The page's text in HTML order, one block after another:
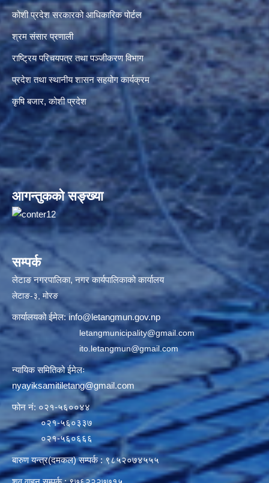
कोशी प्रदेश सरकारको आधिकारिक पोर्टल
श्रम संसार प्रणाली
राष्ट्रिय परिचयपत्र तथा पञ्जीकरण विभाग
प्रदेश तथा स्थानीय शासन सहयोग कार्यक्रम
कृषि बजार, कोशी प्रदेश
आगन्तुकको सङ्ख्या
सम्पर्क
लेटाङ नगरपालिका, नगर कार्यपालिकाको कार्यालय
लेटाङ-३, मोरङ
कार्यालयको ईमेल:info@letangmun.gov.np
letangmunicipality@gmail.com
ito.letangmun@gmail.com
न्यायिक समितिको ईमेलः
nyayiksamitiletang@gmail.com
फोन नं: ०२१-५६००४४
०२१-५६०३३७
०२१-५६०६६६
बारुण यन्त्र(दमकल) सम्पर्क : ९८५२०७४५५५